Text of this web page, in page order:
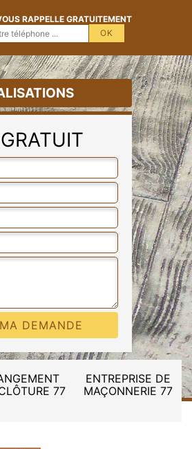
RAPPELLE GRATUITEMENT
77
ENTREPRISE DE
MAÇONNERIE 77